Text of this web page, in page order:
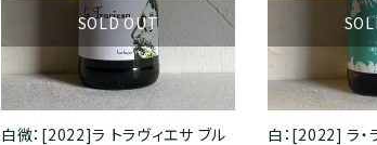
株式会社kpオーチャード
（株）エイ・ダヴリュー・エ
SOLD OUT
白微：[2022]ラ トラヴィエサ ブル
白：[2022] ラ・